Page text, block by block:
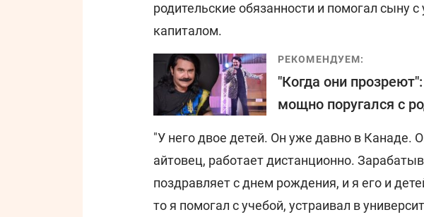
родительские обязанности и помогал сыну
капиталом.
РЕКОМЕНДУЕМ:
"Когда они
мощно поругался с
"У него двое детей. Он уже давно в Канаде.
айтовец, работает дистанционно.
поздравляет с днем ​​рождения, и я его и
то я помогал с учебой, устраивал в